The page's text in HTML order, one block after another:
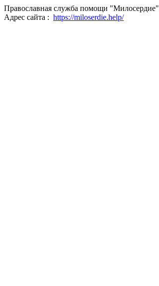
Православная служба помощи "Милосердие"
Адрес сайта : https://miloserdie.help/